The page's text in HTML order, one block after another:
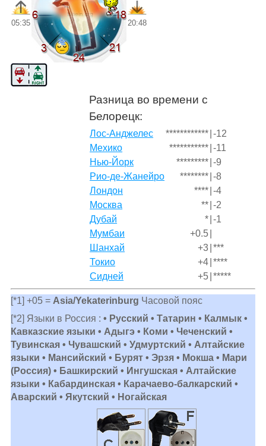
05:35 20:48
Разница во времени с
Белорецк:
Лос-Анджелес ************ -12
Мехико
*********** -11
Нью-Йорк
********* -9
Рио-де-Жанейро
******** -8
Лондон
**** -4
Москва
** -2
Дубай
* -1
Мумбаи
+0.5
Шанхай
+3 ***
Токио
+4 ****
Сидней
+5 *****
[*1] +05 = Asia/Yekaterinburg Часовой пояс
[*2] Языки в Россия : • Русский • Татарин • Калмык •
Кавказские языки • Адыгэ • Коми • Чеченский •
Тувинская • Чувашский • Удмуртский • Алтайские
языки • Мансийский • Бурят • Эрзя • Мокша • Мари
(Россия) • Башкирский • Ингушская • Алтайские
языки • Кабардинская • Карачаево-балкарский •
Аварский • Якутский • Ногайская